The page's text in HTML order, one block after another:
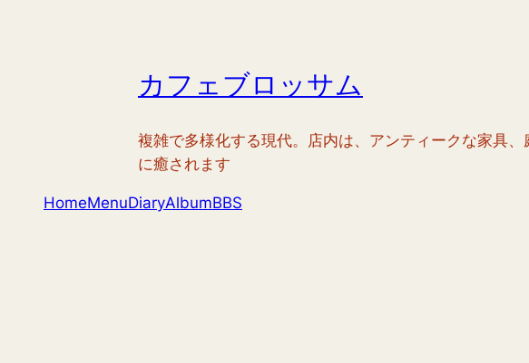
カフェブロッサム
複雑で多様化する現代。店内は、アンティークな家具
に癒されます
HomeMenuDiaryAlbumBBS